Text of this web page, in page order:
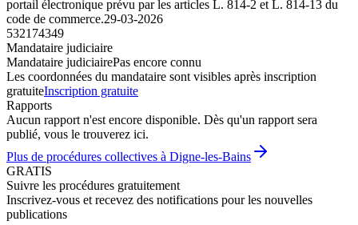
portail électronique prévu par les articles L. 814-2 et L. 814-13 du
code de commerce.29-03-2026
532174349
Mandataire judiciaire
Mandataire judiciairePas encore connu
Les coordonnées du mandataire sont visibles après inscription
gratuiteInscription gratuite
Rapports
Aucun rapport n'est encore disponible. Dès qu'un rapport sera
publié, vous le trouverez ici.
Plus de procédures collectives à Digne-les-Bains
GRATIS
Suivre les procédures gratuitement
Inscrivez-vous et recevez des notifications pour les nouvelles
publications